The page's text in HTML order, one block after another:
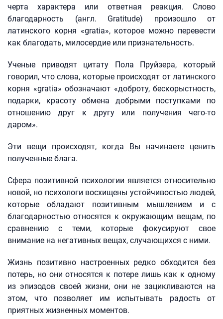
черта характера или ответная реакция. Слово
благодарность (англ. Gratitude) произошло от
латинского корня «gratia», которое можно перевести
как благодать, милосердие или признательность.
Ученые приводят цитату Пола Пруйзера, который
говорил, что слова, которые происходят от латинского
корня «gratia» обозначают «доброту, бескорыстность,
подарки, красоту обмена добрыми поступками по
отношению друг к другу или получения чего-то
даром».
Эти вещи происходят, когда Вы начинаете ценить
полученные блага.
Сфера позитивной психологии является относительно
новой, но психологи восхищены устойчивостью людей,
которые обладают позитивным мышлением и с
благодарностью относятся к окружающим вещам, по
сравнению с теми, которые фокусируют свое
внимание на негативных вещах, случающихся с ними.
Жизнь позитивно настроенных редко обходится без
потерь, но они относятся к потере лишь как к одному
из эпизодов своей жизни, они не зацикливаются на
этом, что позволяет им испытывать радость от
приятных жизненных моментов.